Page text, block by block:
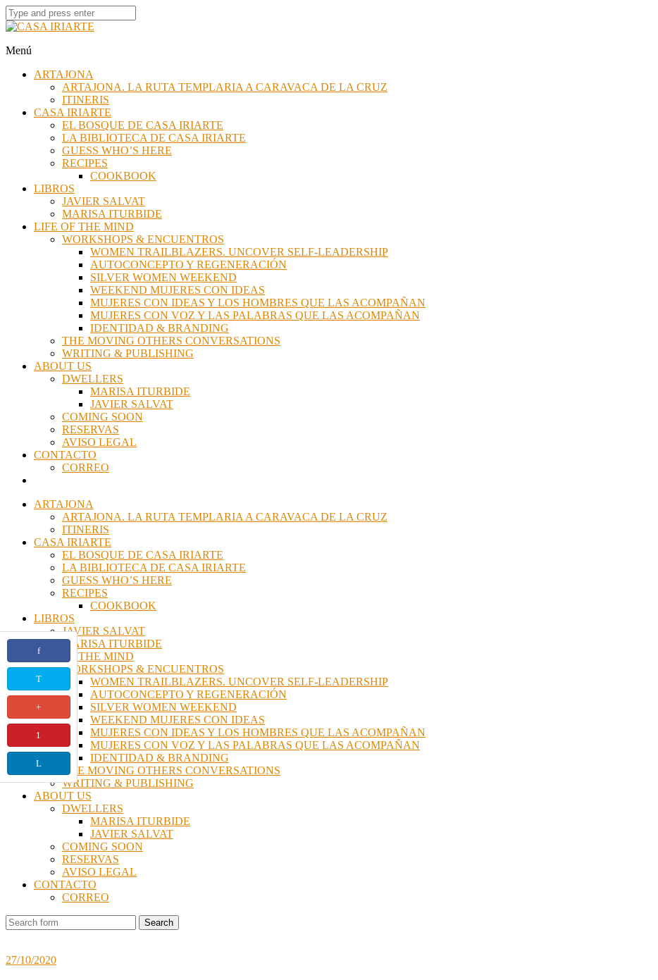
Menú
ARTAJONA
ARTAJONA. LA RUTA TEMPLARIA A CARAVACA DE LA CRUZ
ITINERIS
CASA IRIARTE
EL BOSQUE DE CASA IRIARTE
LA BIBLIOTECA DE CASA IRIARTE
GUESS WHO’S HERE
RECIPES
COOKBOOK
LIBROS
JAVIER SALVAT
MARISA ITURBIDE
LIFE OF THE MIND
WORKSHOPS & ENCUENTROS
WOMEN TRAILBLAZERS. UNCOVER SELF-LEADERSHIP
AUTOCONCEPTO Y REGENERACIÓN
SILVER WOMEN WEEKEND
WEEKEND MUJERES CON IDEAS
MUJERES CON IDEAS Y LOS HOMBRES QUE LAS ACOMPAÑAN
MUJERES CON VOZ Y LAS PALABRAS QUE LAS ACOMPAÑAN
IDENTIDAD & BRANDING
THE MOVING OTHERS CONVERSATIONS
WRITING & PUBLISHING
ABOUT US
DWELLERS
MARISA ITURBIDE
JAVIER SALVAT
COMING SOON
RESERVAS
AVISO LEGAL
CONTACTO
CORREO
ARTAJONA
ARTAJONA. LA RUTA TEMPLARIA A CARAVACA DE LA CRUZ
ITINERIS
CASA IRIARTE
EL BOSQUE DE CASA IRIARTE
LA BIBLIOTECA DE CASA IRIARTE
GUESS WHO’S HERE
RECIPES
COOKBOOK
LIBROS
JAVIER SALVAT
MARISA ITURBIDE
LIFE OF THE MIND
WORKSHOPS & ENCUENTROS
WOMEN TRAILBLAZERS. UNCOVER SELF-LEADERSHIP
AUTOCONCEPTO Y REGENERACIÓN
SILVER WOMEN WEEKEND
WEEKEND MUJERES CON IDEAS
MUJERES CON IDEAS Y LOS HOMBRES QUE LAS ACOMPAÑAN
MUJERES CON VOZ Y LAS PALABRAS QUE LAS ACOMPAÑAN
IDENTIDAD & BRANDING
THE MOVING OTHERS CONVERSATIONS
WRITING & PUBLISHING
ABOUT US
DWELLERS
MARISA ITURBIDE
JAVIER SALVAT
COMING SOON
RESERVAS
AVISO LEGAL
CONTACTO
CORREO
27/10/2020